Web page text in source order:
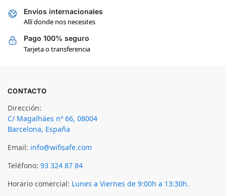
Envíos internacionales
Allí donde nos necesites
Pago 100% seguro
Tarjeta o transferencia
CONTACTO
Dirección:
C/ Magalhäes nº 66, 08004
Barcelona, España
Email: info@wifisafe.com
Teléfono: 93 324 87 84
Horario comercial: Lunes a Viernes de 9:00h a 13:30h.